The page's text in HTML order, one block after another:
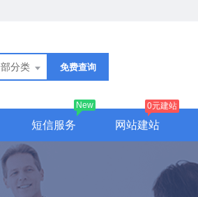
分类 免费查询
短信服务
New
网站建站
0元建站